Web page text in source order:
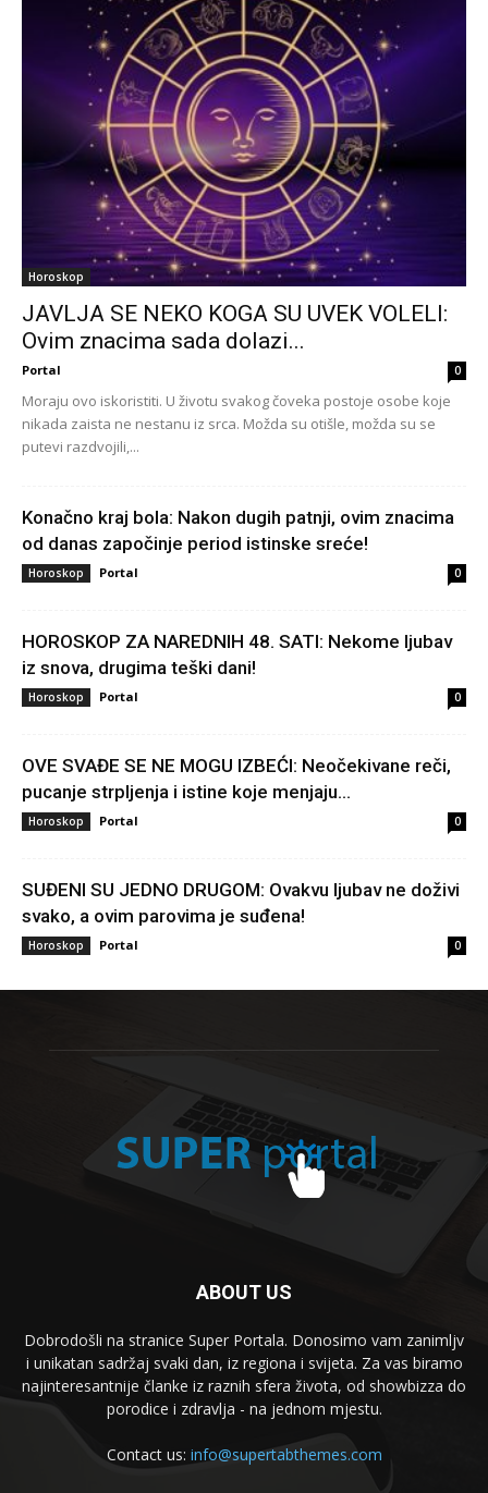
Horoskop
JAVLJA SE NEKO KOGA SU UVEK VOLELI:
Ovim znacima sada dolazi...
Portal 0
Moraju ovo iskoristiti. U životu svakog čoveka postoje osobe koje
nikada zaista ne nestanu iz srca. Možda su otišle, možda su se
putevi razdvojili,...
Konačno kraj bola: Nakon dugih patnji, ovim znacima
od danas započinje period istinske sreće!
Horoskop Portal 0
HOROSKOP ZA NAREDNIH 48. SATI: Nekome ljubav
iz snova, drugima teški dani!
Horoskop Portal 0
OVE SVAĐE SE NE MOGU IZBEĆI: Neočekivane reči,
pucanje strpljenja i istine koje menjaju...
Horoskop Portal 0
SUĐENI SU JEDNO DRUGOM: Ovakvu ljubav ne doživi
svako, a ovim parovima je suđena!
Horoskop Portal 0
ABOUT US
Dobrodošli na stranice Super Portala. Donosimo vam zanimljv
i unikatan sadržaj svaki dan, iz regiona i svijeta. Za vas biramo
najinteresantnije članke iz raznih sfera života, od showbizza do
porodice i zdravlja - na jednom mjestu.
Contact us: info@supertabthemes.com